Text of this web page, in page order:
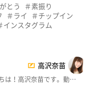
とう
素振り
ライ
チップイン
インスタグラム
高沢奈苗
は！高沢奈苗です。動…